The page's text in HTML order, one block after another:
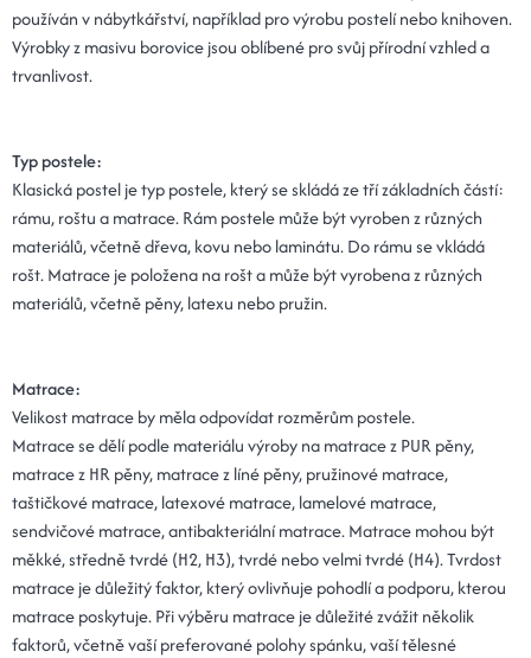
používán v nábytkářství, například pro výrobu postelí nebo knihoven.
Výrobky z masivu borovice jsou oblíbené pro svůj přírodní vzhled a
trvanlivost.
Typ postele:
Klasická postel je typ postele, který se skládá ze tří základních částí:
rámu, roštu a matrace. Rám postele může být vyroben z různých
materiálů, včetně dřeva, kovu nebo laminátu. Do rámu se vkládá
rošt. Matrace je položena na rošt a může být vyrobena z různých
materiálů, včetně pěny, latexu nebo pružin.
Matrace:
Velikost matrace by měla odpovídat rozměrům postele.
Matrace se dělí podle materiálu výroby na matrace z PUR pěny,
matrace z HR pěny, matrace z líné pěny, pružinové matrace,
taštičkové matrace, latexové matrace, lamelové matrace,
sendvičové matrace, antibakteriální matrace. Matrace mohou být
měkké, středně tvrdé (H2, H3), tvrdé nebo velmi tvrdé (H4). Tvrdost
matrace je důležitý faktor, který ovlivňuje pohodlí a podporu, kterou
matrace poskytuje. Při výběru matrace je důležité zvážit několik
faktorů, včetně vaší preferované polohy spánku, vaší tělesné